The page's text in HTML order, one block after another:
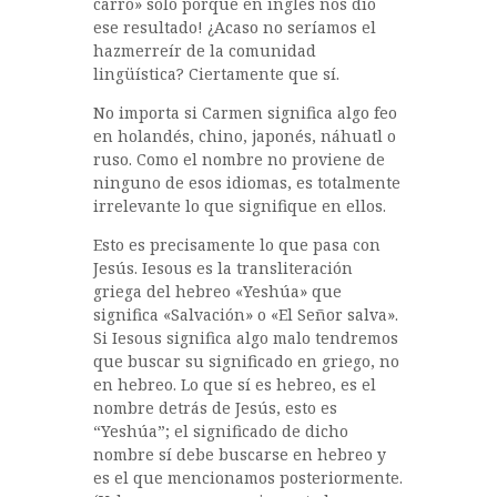
ese resultado! ¿Acaso no seríamos el
hazmerreír de la comunidad
lingüística? Ciertamente que sí.
No importa si Carmen significa algo feo
en holandés, chino, japonés, náhuatl o
ruso. Como el nombre no proviene de
ninguno de esos idiomas, es totalmente
irrelevante lo que signifique en ellos.
Esto es precisamente lo que pasa con
Jesús. Iesous es la transliteración
griega del hebreo «Yeshúa» que
significa «Salvación» o «El Señor salva».
Si Iesous significa algo malo tendremos
que buscar su significado en griego, no
en hebreo. Lo que sí es hebreo, es el
nombre detrás de Jesús, esto es
“Yeshúa”; el significado de dicho
nombre sí debe buscarse en hebreo y
es el que mencionamos posteriormente.